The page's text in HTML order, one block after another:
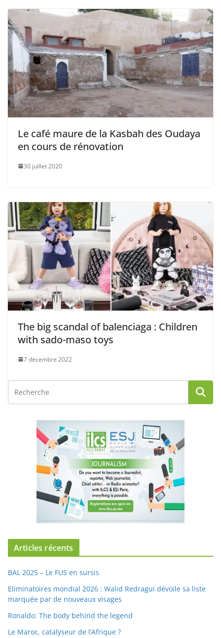
Le café maure de la Kasbah des Oudaya
en cours de rénovation
30 juillet 2020
The big scandal of balenciaga : Children
with sado-maso toys
7 décembre 2022
Articles récents
BAL 2025 – Le FUS en sursis
Eliminatoires mondial 2026 : Walid Redragui dévoile sa liste
marquée par de nouveaux visages
Ronaldo: The body behind the legend
Le Maroc, catalyseur de l’Afrique ?